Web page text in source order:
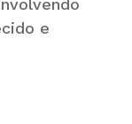
e